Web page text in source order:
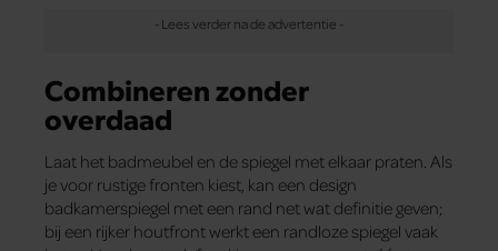
Combineren zonder
overdaad
Laat het badmeubel en de spiegel met elkaar praten. Als
je voor rustige fronten kiest, kan een design
badkamerspiegel met een rand net wat definitie geven;
bij een rijker houtfront werkt een randloze spiegel vaak